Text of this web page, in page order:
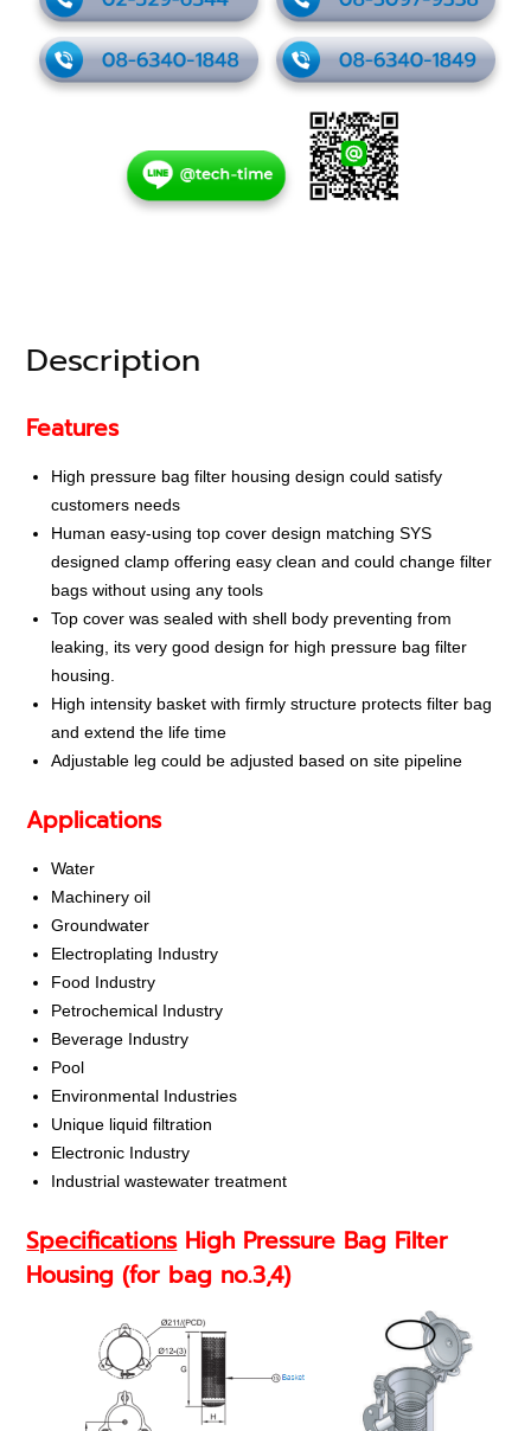
Description
Features
High pressure bag filter housing design could satisfy
customers needs
Human easy-using top cover design matching SYS
designed clamp offering easy clean and could change filter
bags without using any tools
Top cover was sealed with shell body preventing from
leaking, its very good design for high pressure bag filter
housing.
High intensity basket with firmly structure protects filter bag
and extend the life time
Adjustable leg could be adjusted based on site pipeline
Applications
Water
Machinery oil
Groundwater
Electroplating Industry
Food Industry
Petrochemical Industry
Beverage Industry
Pool
Environmental Industries
Unique liquid filtration
Electronic Industry
Industrial wastewater treatment
SpecificationsHigh Pressure Bag Filter
Housing (for bag no.3,4)